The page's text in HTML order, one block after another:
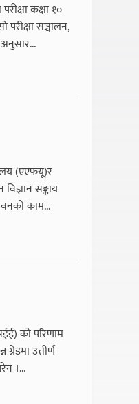
कक्षा १०
सञ्चालन,
(एएफयू)र
सङ्काय
काम...
को परिणाम
उत्तीर्ण
।...